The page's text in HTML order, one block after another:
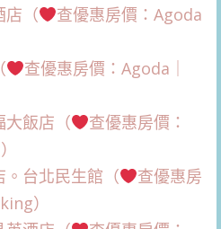
店（
查優惠房價：Agoda
查優惠房價：Agoda｜
大飯店（
查優惠房價：
。台北民生館（
查優惠房
）